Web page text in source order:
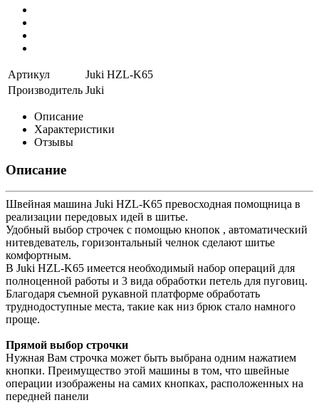
Артикул
Juki HZL-K65
Производитель Juki
Описание
Характеристики
Отзывы
Описание
Швейная машина Juki HZL-K65 превосходная помощница в
реализации передовых идей в шитье.
Удобный выбор строчек с помощью кнопок , автоматический
нитевдеватель, горизонтальный челнок сделают шитье
комфортным.
В Juki HZL-K65 имеется необходимый набор операций для
полноценной работы и 3 вида обработки петель для пуговиц.
Благодаря съемной рукавной платформе обработать
труднодоступные места, такие как низ брюк стало намного
проще.
Прямой выбор строчки
Нужная Вам строчка может быть выбрана одним нажатием
кнопки. Преимущество этой машины в том, что швейные
операции изображены на самих кнопках, расположенных на
передней панели